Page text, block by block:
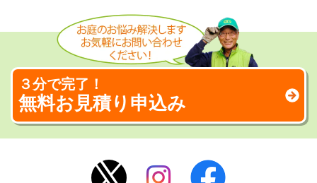
３分で完了！
無料お見積り申込み